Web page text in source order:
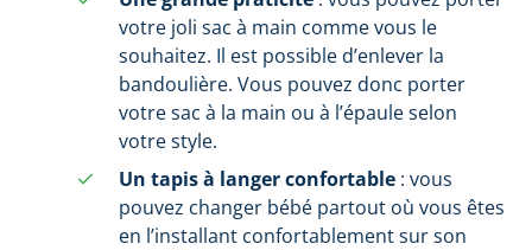
votre joli sac à main comme vous le
souhaitez. Il est possible d’enlever la
bandoulière. Vous pouvez donc porter
votre sac à la main ou à l’épaule selon
votre style.
Un tapis à langer confortable : vous
pouvez changer bébé partout où vous êtes
en l’installant confortablement sur son